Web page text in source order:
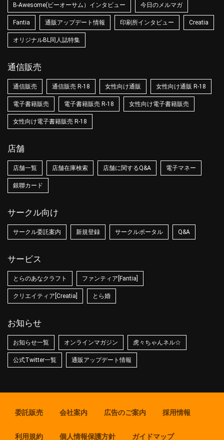
B-Awesome(ビーオーサム）インタビュー 今日のメルマガ
Fantia 通販アップデート情報 印刷所インタビュー Creatia
オリジナルBL同人誌特集
通信販売
通信販売 通信販売 R-18 女性向け通販 女性向け通販 R-18
電子書籍販売 電子書籍販売 R-18 女性向け電子書籍販売
女性向け電子書籍販売 R-18
店舗
店舗一覧 店舗在庫検索 店舗に関するQ&A 電子マネー
銀聯カード
サークル向け
サークル委託案内 新規登録 サークルポータル Q&A
サービス
とらのあなクラフト ファンティア[Fantia]
クリエイティア[Creatia] とら婚
お知らせ
お知らせ一覧 オンラインマガジン 虎々ちゃんネル☆
公式Twitter一覧 通販アップデート情報
委託販売 会社案内 広告のご案内 採用情報
利用規約 個人情報保護方針 ガイドマップ